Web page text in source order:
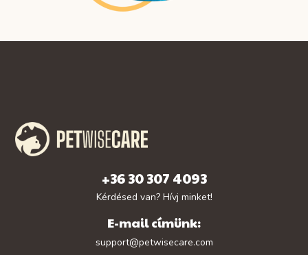
+36 30 307 4093
Kérdésed van? Hívj minket!
E-mail címünk:
support@petwisecare.com